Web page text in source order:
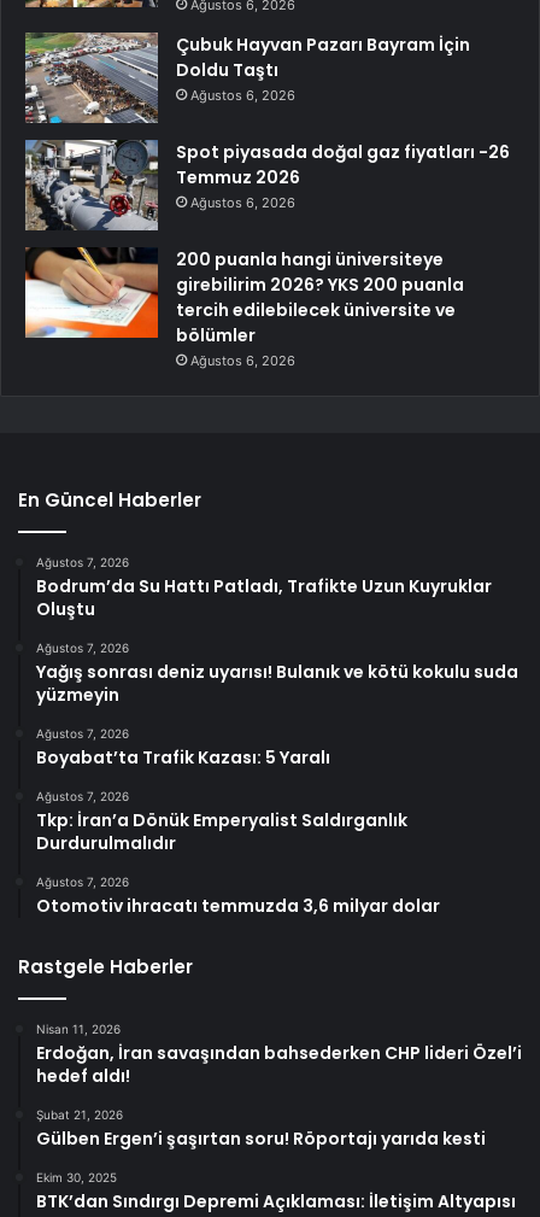
Ağustos 6, 2026
Çubuk Hayvan Pazarı Bayram İçin
Doldu Taştı
Ağustos 6, 2026
Spot piyasada doğal gaz fiyatları -26
Temmuz 2026
Ağustos 6, 2026
200 puanla hangi üniversiteye
girebilirim 2026? YKS 200 puanla
tercih edilebilecek üniversite ve
bölümler
Ağustos 6, 2026
En Güncel Haberler
Ağustos 7, 2026
Bodrum’da Su Hattı Patladı, Trafikte Uzun Kuyruklar
Oluştu
Ağustos 7, 2026
Yağış sonrası deniz uyarısı! Bulanık ve kötü kokulu suda
yüzmeyin
Ağustos 7, 2026
Boyabat’ta Trafik Kazası: 5 Yaralı
Ağustos 7, 2026
Tkp: İran’a Dönük Emperyalist Saldırganlık
Durdurulmalıdır
Ağustos 7, 2026
Otomotiv ihracatı temmuzda 3,6 milyar dolar
Rastgele Haberler
Nisan 11, 2026
Erdoğan, İran savaşından bahsederken CHP lideri Özel’i
hedef aldı!
Şubat 21, 2026
Gülben Ergen’i şaşırtan soru! Röportajı yarıda kesti
Ekim 30, 2025
BTK’dan Sındırgı Depremi Açıklaması: İletişim Altyapısı